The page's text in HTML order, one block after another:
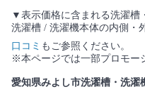
▼表示価格に含まれる洗濯槽
洗濯槽 / 洗濯機本体の内側・
口コミ もご参照ください。
※本ページでは一部プロモー
愛知県みよし市洗濯槽・洗濯